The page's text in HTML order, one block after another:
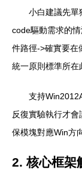
小白建議先單
code驅動需求的
件路徑->確實要在
統一原則標準所在
支持
反復實驗執行才
保模塊對應Win方
2. 核心框架